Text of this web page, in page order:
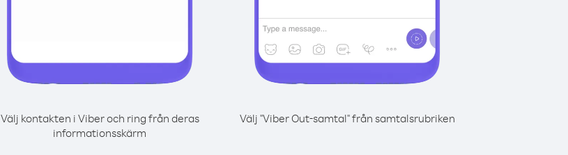
Välj kontakten i Viber och ring från deras
informationsskärm
Välj "Viber Out-samtal" från samtalsrubriken